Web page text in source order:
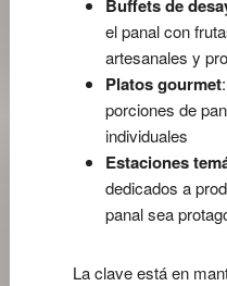
Buffets de
el panal con
artesanales y
Platos gourmet
porciones de
individuales
Estaciones
dedicados a
panal sea
La clave está en